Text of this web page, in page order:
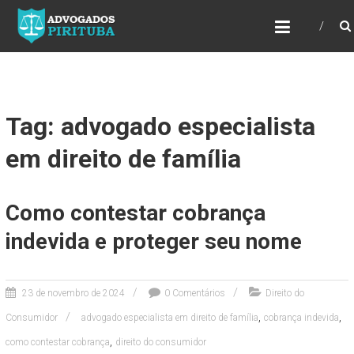
ADVOGADOS PIRITUBA
Precisando de advogado? Entre em contato!
Fazemos toda a assessoria que você
Tag: advogado especialista
em direito de família
Como contestar cobrança
indevida e proteger seu nome
23 de novembro de 2024 0 Comentários Direito do
Consumidor advogado especialista em direito de família, cobrança indevida,
como contestar cobrança, direito do consumidor